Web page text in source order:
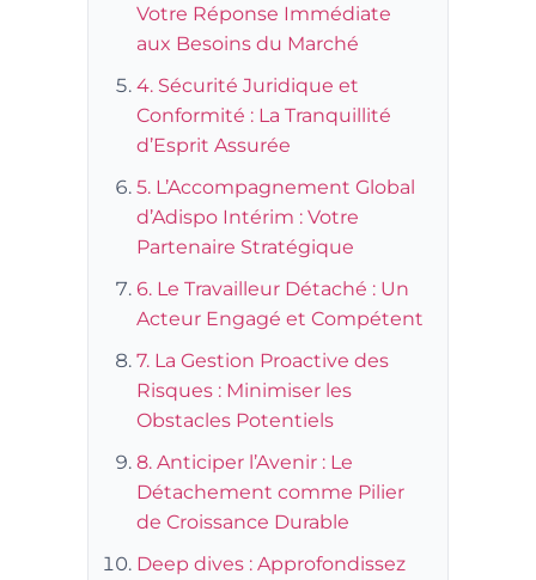
Votre Réponse Immédiate
aux Besoins du Marché
4. Sécurité Juridique et
Conformité : La Tranquillité
d’Esprit Assurée
5. L’Accompagnement Global
d’Adispo Intérim : Votre
Partenaire Stratégique
6. Le Travailleur Détaché : Un
Acteur Engagé et Compétent
7. La Gestion Proactive des
Risques : Minimiser les
Obstacles Potentiels
8. Anticiper l’Avenir : Le
Détachement comme Pilier
de Croissance Durable
Deep dives : Approfondissez